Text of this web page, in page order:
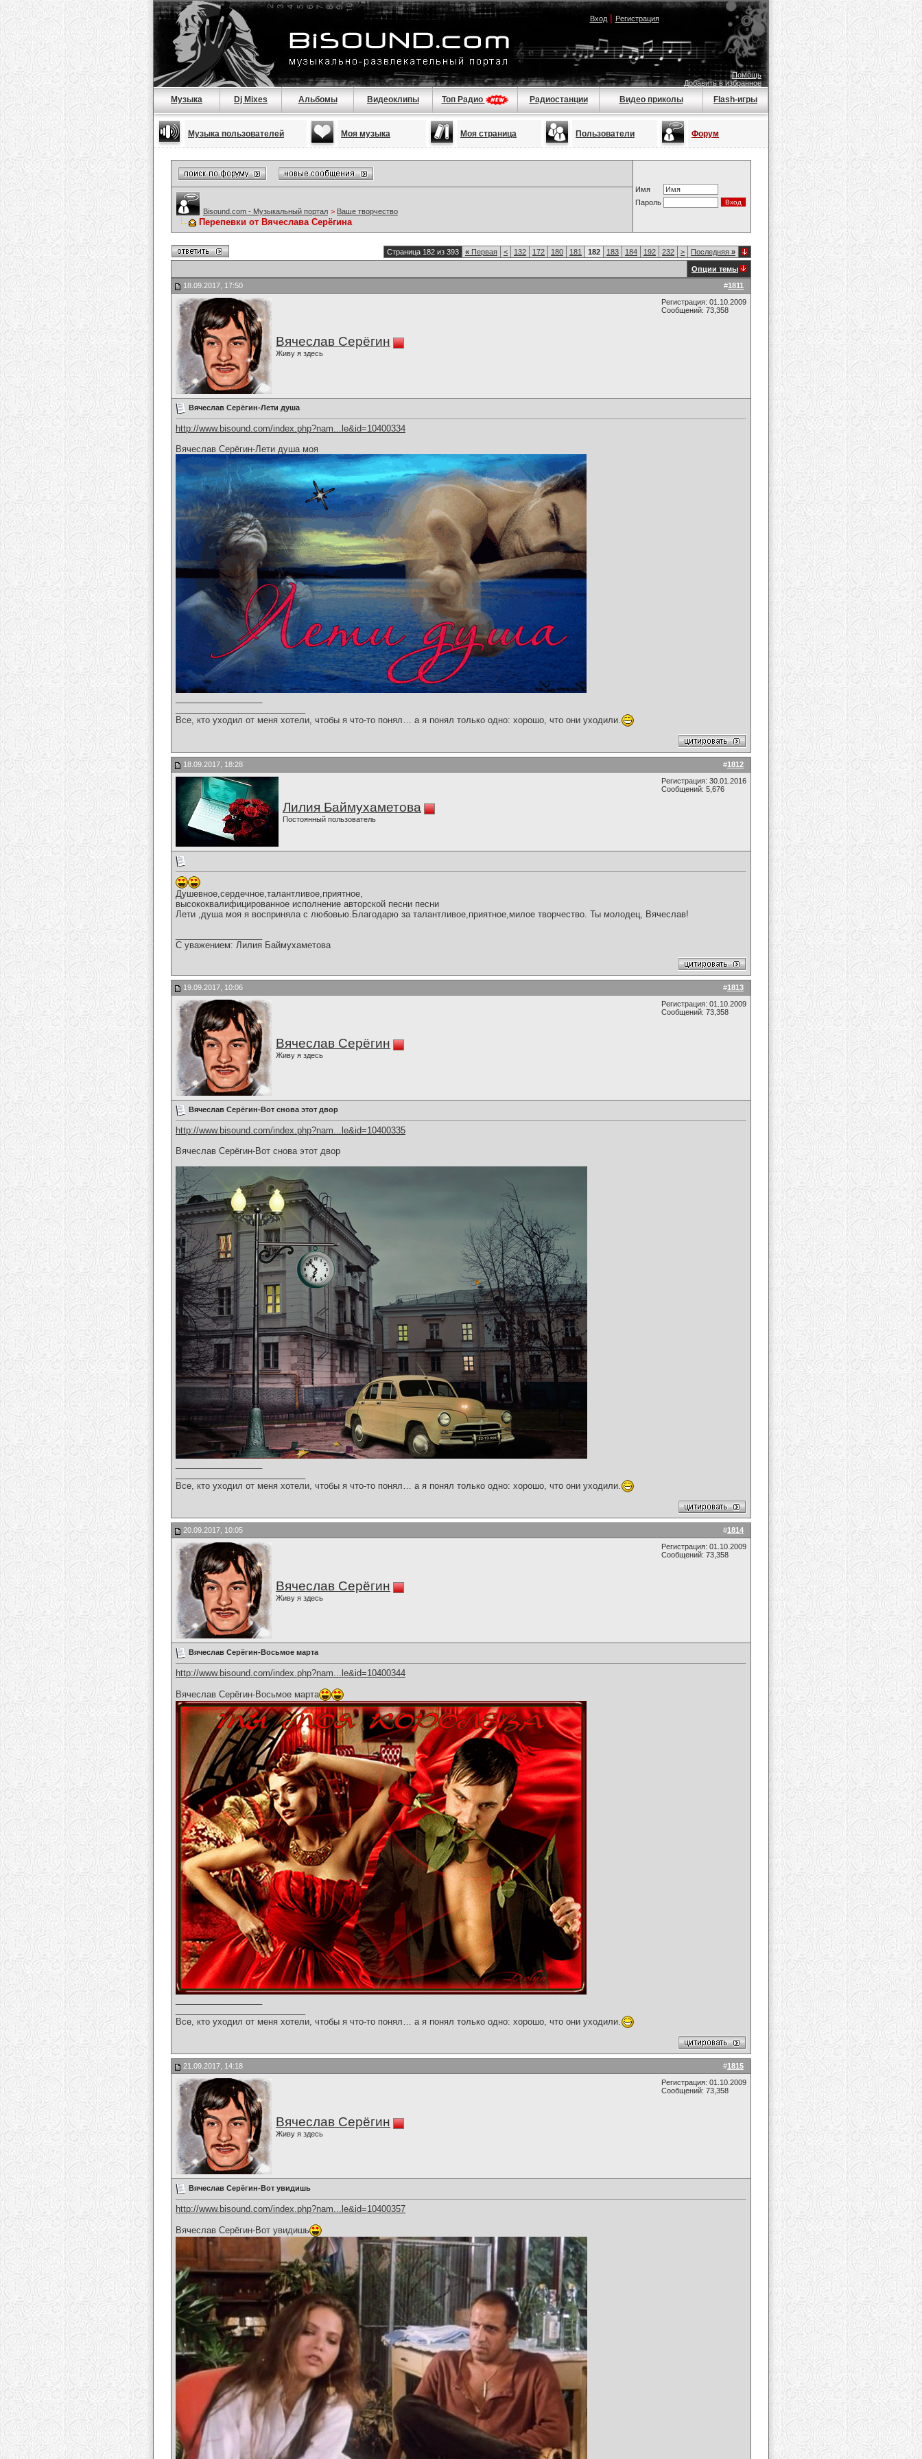
Вход| Регистрация
Помощь
Добавить в избранное
Музыка Dj Mixes Альбомы Видеоклипы Топ Радио Радиостанции Видео приколы Flash-игры
Музыка пользователей Моя музыка Моя страница Пользователи Форум
Имя
Пароль
Bisound.com - Музыкальный портал > Ваше творчество
Перепевки от Вячеслава Серёгина
Страница 182 из 393 « Первая < 132 172 180 181 182 183 184 192 232 > Последняя »
Опции темы
#1811
18.09.2017, 17:50
Вячеслав Серёгин
Живу я здесь
Регистрация: 01.10.2009
Сообщений: 73,358
Вячеслав Серёгин-Лети душа
http://www.bisound.com/index.php?nam...le&id=10400334
Вячеслав Серёгин-Лети душа моя
Все, кто уходил от меня хотели, чтобы я что-то понял… а я понял только одно: хорошо, что они уходили.
#1812
18.09.2017, 18:28
Лилия Баймухаметова
Постоянный пользователь
Регистрация: 30.01.2016
Сообщений: 5,676
Душевное,сердечное,талантливое,приятное,
высококвалифицированное исполнение авторской песни песни
Лети ,душа моя я восприняла с любовью.Благодарю за талантливое,приятное,милое творчество. Ты молодец, Вячеслав!
С уважением: Лилия Баймухаметова
#1813
19.09.2017, 10:06
Вячеслав Серёгин
Живу я здесь
Регистрация: 01.10.2009
Сообщений: 73,358
Вячеслав Серёгин-Вот снова этот двор
http://www.bisound.com/index.php?nam...le&id=10400335
Вячеслав Серёгин-Вот снова этот двор
Все, кто уходил от меня хотели, чтобы я что-то понял… а я понял только одно: хорошо, что они уходили.
#1814
20.09.2017, 10:05
Вячеслав Серёгин
Живу я здесь
Регистрация: 01.10.2009
Сообщений: 73,358
Вячеслав Серёгин-Восьмое марта
http://www.bisound.com/index.php?nam...le&id=10400344
Вячеслав Серёгин-Восьмое марта
Все, кто уходил от меня хотели, чтобы я что-то понял… а я понял только одно: хорошо, что они уходили.
#1815
21.09.2017, 14:18
Вячеслав Серёгин
Живу я здесь
Регистрация: 01.10.2009
Сообщений: 73,358
Вячеслав Серёгин-Вот увидишь
http://www.bisound.com/index.php?nam...le&id=10400357
Вячеслав Серёгин-Вот увидишь